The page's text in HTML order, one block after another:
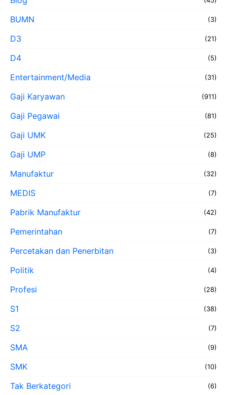
BUMN (3)
D3 (21)
D4 (5)
Entertainment/Media (31)
Gaji Karyawan (911)
Gaji Pegawai (81)
Gaji UMK (25)
Gaji UMP (8)
Manufaktur (32)
MEDIS (7)
Pabrik Manufaktur (42)
Pemerintahan (7)
Percetakan dan Penerbitan (3)
Politik (4)
Profesi (28)
S1 (38)
S2 (7)
SMA (9)
SMK (10)
Tak Berkategori (6)